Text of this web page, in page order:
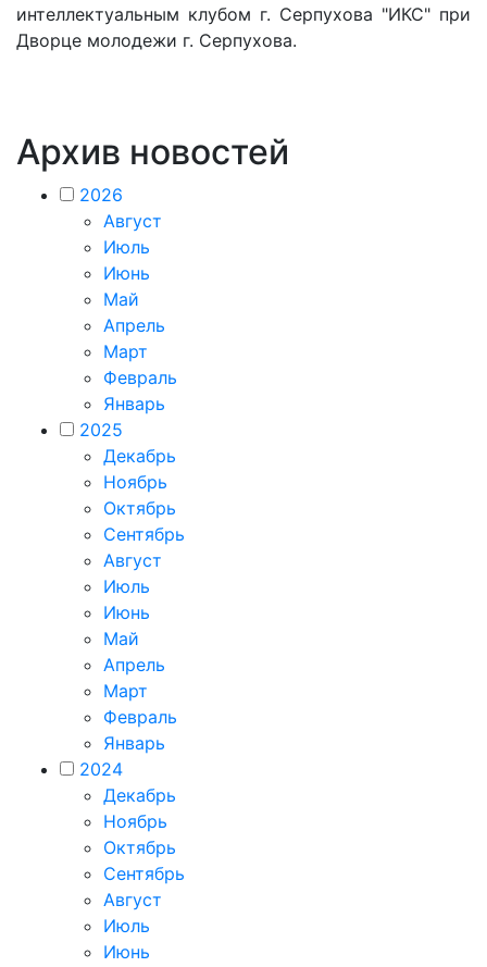
интеллектуальным клубом г. Серпухова "ИКС" при
Дворце молодежи г. Серпухова.
Архив новостей
2026
Август
Июль
Июнь
Май
Апрель
Март
Февраль
Январь
2025
Декабрь
Ноябрь
Октябрь
Сентябрь
Август
Июль
Июнь
Май
Апрель
Март
Февраль
Январь
2024
Декабрь
Ноябрь
Октябрь
Сентябрь
Август
Июль
Июнь